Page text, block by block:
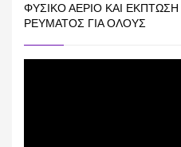
ΦΥΣΙΚΌ ΑΈΡΙΟ ΚΑΙ
ΡΕΎΜΑΤΟΣ ΓΙΑ ΟΛΟΥΣ